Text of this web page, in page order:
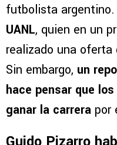
futbolista
UANL, quien en un
realizado una
Sin embargo, un
hace pensar que
ganar la carrera por